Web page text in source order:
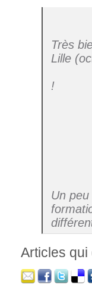
Très
Lille
!
Un
Articles